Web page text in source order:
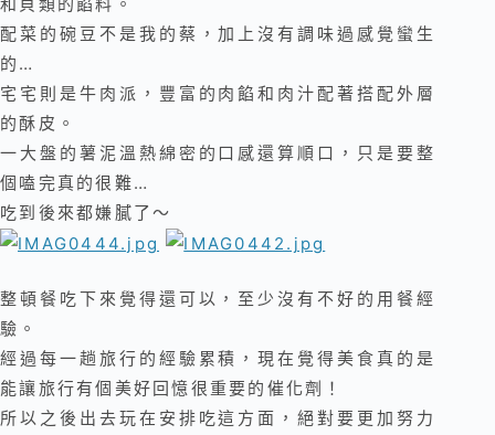
配菜的碗豆不是我的蔡，加上沒有調味過感覺蠻生
的…
宅宅則是牛肉派，豐富的肉餡和肉汁配著搭配外層
的酥皮 。
一大盤的薯泥溫熱綿密的口感還算順口，只是要整
個嗑完真的很難…
吃到後來都嫌膩了～
整頓餐吃下來覺得還可以，至少沒有不好的用餐經
驗。
經過每一趟旅行的經驗累積，現在覺得美食真的是
能讓旅行有個美好回憶很重要的催化劑！
所以之後出去玩在安排吃這方面，絕對要更加努力